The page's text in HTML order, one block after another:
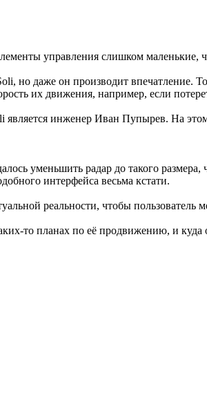
управления слишком маленькие,
но даже он производит впечатление.
их движения, например, если
является инженер Иван Пупырев. На
уменьшить радар до такого
интерфейса весьма кстати.
реальности, чтобы
то планах по её продвижению, и